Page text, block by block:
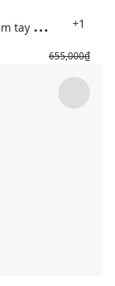
Á
o polo nam tay ngắn thêu logo Full Boy +1
655,000₫